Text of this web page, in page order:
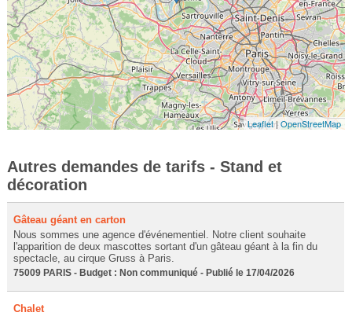
Leaflet|OpenStreetMap
Autres demandes de tarifs - Stand et
décoration
Gâteau géant en carton
Nous sommes une agence d'événementiel. Notre client souhaite
l'apparition de deux mascottes sortant d'un gâteau géant à la fin du
spectacle, au cirque Gruss à Paris.
75009 PARIS - Budget : Non communiqué - Publié le 17/04/2026
Chalet